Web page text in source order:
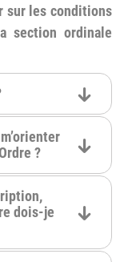
sur les conditions
section ordinale
?
dois-je